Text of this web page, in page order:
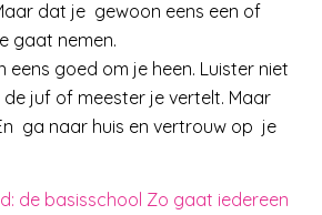
dat je gewoon eens een of
gaat nemen.
eens goed om je heen. Luister niet
juf of meester je vertelt. Maar
ga naar huis en vertrouw op je
de basisschool Zo gaat iedereen